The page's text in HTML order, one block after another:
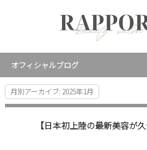
オフィシャルブログ
月別アーカイブ: 2025年1月
【日本初上陸の最新美容が久